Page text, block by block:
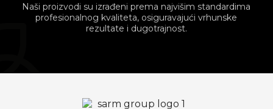
Naši proizvodi su izrađeni prema najvišim standardima
profesionalnog kvaliteta, osiguravajući vrhunske
rezultate i dugotrajnost.